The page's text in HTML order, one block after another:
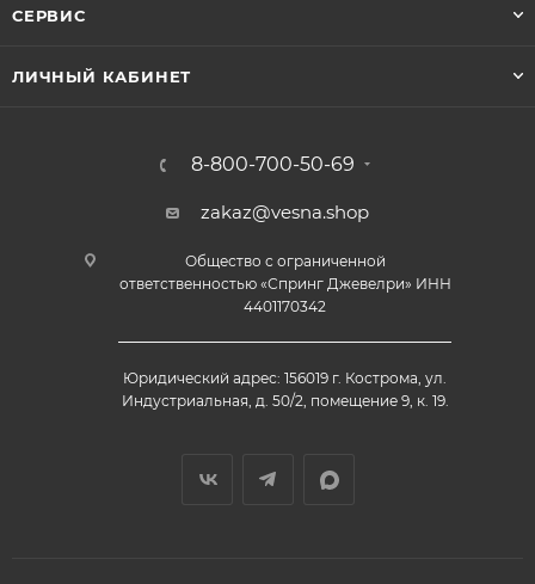
СЕРВИС
ЛИЧНЫЙ КАБИНЕТ
8-800-700-50-69
zakaz@vesna.shop
Общество с ограниченной
ответственностью «Спринг Джевелри» ИНН
4401170342
Юридический адрес: 156019 г. Кострома, ул.
Индустриальная, д. 50/2, помещение 9, к. 19.